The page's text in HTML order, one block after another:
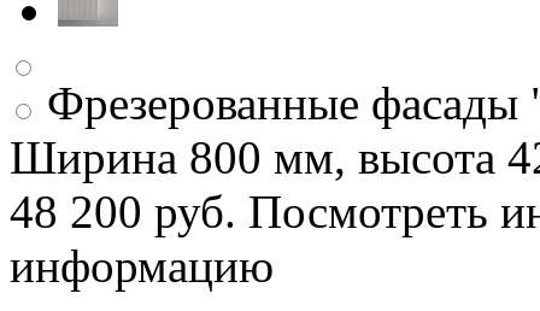
Фрезерованные
Ширина 800 мм, высота
48 200 руб. Посмотреть
информацию